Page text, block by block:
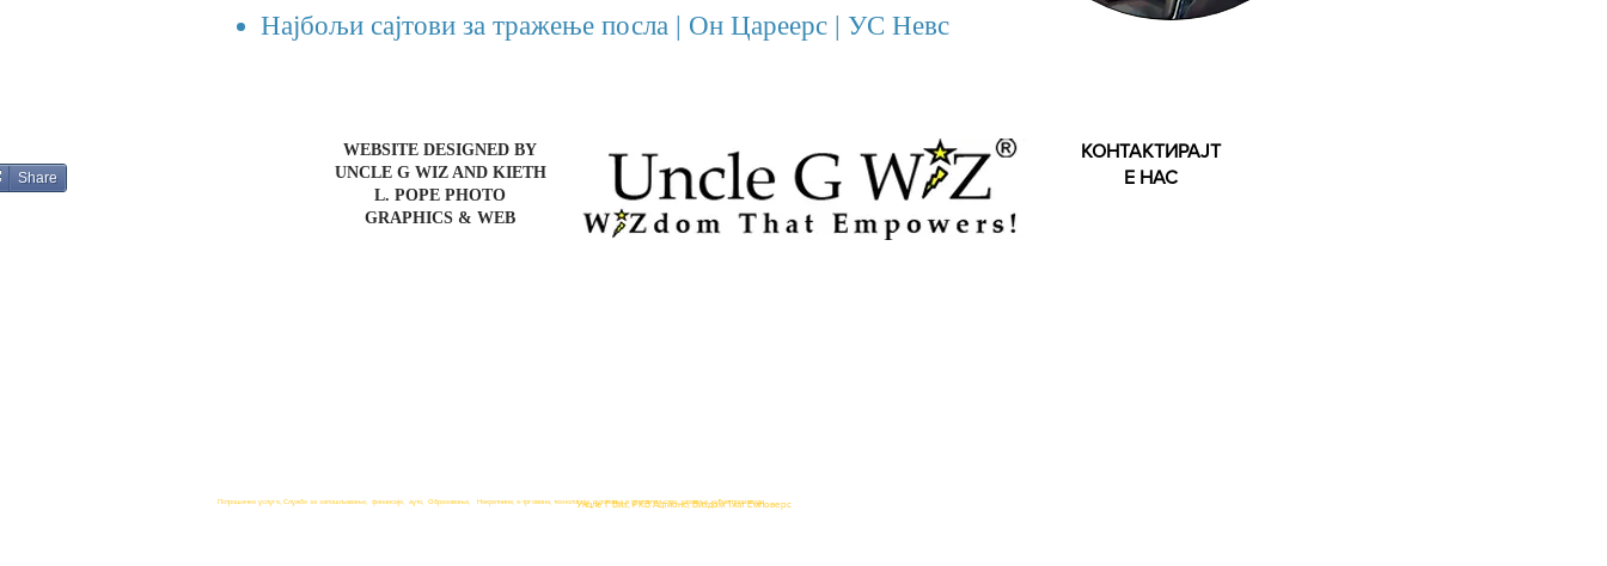
Најбољи сајтови за тражење посла | Он Цареерс | УС Невс
Share
WEBSITE DESIGNED BY
UNCLE G WIZ AND KIETH
L. POPE PHOTO
GRAPHICS & WEB
КОНТАКТИРАЈТ
Е НАС
Унцле Г Виз, РКВ Ацтионс, Виздом Тхат Емповерс
Потрошачке услуге, Службе за запошљавање, финансије, ауто, Образовање, Некретнине, е-трговина, технологија, путовања и угоститељство, здравље, кућни производи